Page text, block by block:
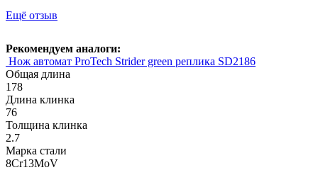
Ещё отзыв
Рекомендуем аналоги:
Нож автомат ProTech Strider green реплика SD2186
Общая длина
178
Длина клинка
76
Толщина клинка
2.7
Марка стали
8Cr13MoV